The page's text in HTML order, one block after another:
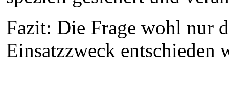
Fazit: Die Frage wohl nur
Einsatzzweck entschieden